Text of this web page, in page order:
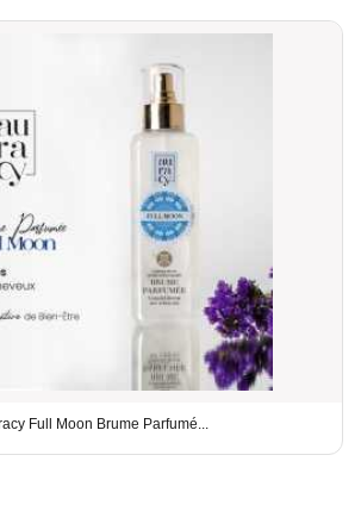
Full Moon Brume Parfumé...